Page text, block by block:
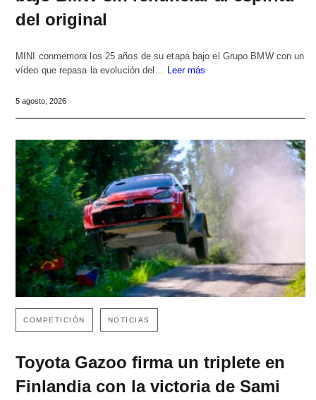
del original
MINI conmemora los 25 años de su etapa bajo el Grupo BMW con un
vídeo que repasa la evolución del…
Leer más
5 agosto, 2026
COMPETICIÓN NOTICIAS
Toyota Gazoo firma un triplete en
Finlandia con la victoria de Sami